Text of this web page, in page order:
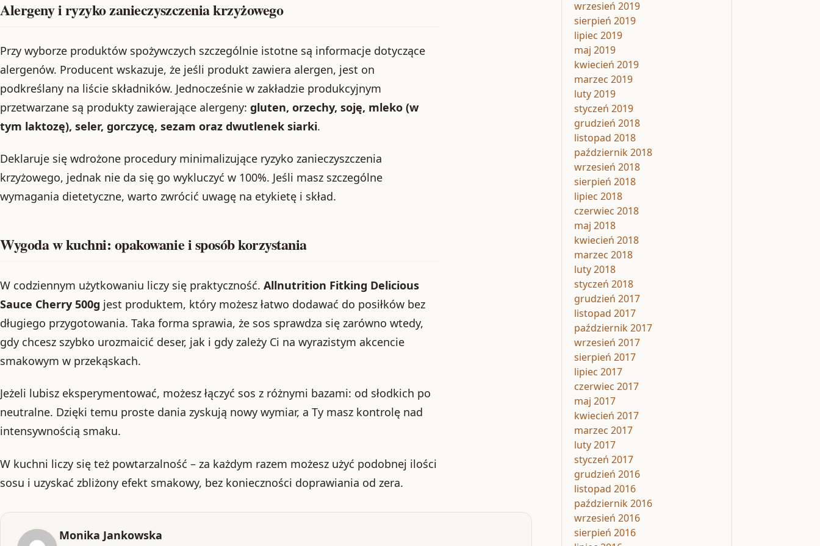
Alergeny i ryzyko zanieczyszczenia krzyżowego
Przy wyborze produktów spożywczych szczególnie istotne są informacje dotyczące
alergenów. Producent wskazuje, że jeśli produkt zawiera alergen, jest on
podkreślany na liście składników. Jednocześnie w zakładzie produkcyjnym
przetwarzane są produkty zawierające alergeny: gluten, orzechy, soję, mleko (w
tym laktozę), seler, gorczycę, sezam oraz dwutlenek siarki.
Deklaruje się wdrożone procedury minimalizujące ryzyko zanieczyszczenia
krzyżowego, jednak nie da się go wykluczyć w 100%. Jeśli masz szczególne
wymagania dietetyczne, warto zwrócić uwagę na etykietę i skład.
Wygoda w kuchni: opakowanie i sposób korzystania
W codziennym użytkowaniu liczy się praktyczność. Allnutrition Fitking Delicious
Sauce Cherry 500g jest produktem, który możesz łatwo dodawać do posiłków bez
długiego przygotowania. Taka forma sprawia, że sos sprawdza się zarówno wtedy,
gdy chcesz szybko urozmaicić deser, jak i gdy zależy Ci na wyrazistym akcencie
smakowym w przekąskach.
Jeżeli lubisz eksperymentować, możesz łączyć sos z różnymi bazami: od słodkich po
neutralne. Dzięki temu proste dania zyskują nowy wymiar, a Ty masz kontrolę nad
intensywnością smaku.
W kuchni liczy się też powtarzalność – za każdym razem możesz użyć podobnej ilości
sosu i uzyskać zbliżony efekt smakowy, bez konieczności doprawiania od zera.
Monika Jankowska
wrzesień 2019
sierpień 2019
lipiec 2019
maj 2019
kwiecień 2019
marzec 2019
luty 2019
styczeń 2019
grudzień 2018
listopad 2018
październik 2018
wrzesień 2018
sierpień 2018
lipiec 2018
czerwiec 2018
maj 2018
kwiecień 2018
marzec 2018
luty 2018
styczeń 2018
grudzień 2017
listopad 2017
październik 2017
wrzesień 2017
sierpień 2017
lipiec 2017
czerwiec 2017
maj 2017
kwiecień 2017
marzec 2017
luty 2017
styczeń 2017
grudzień 2016
listopad 2016
październik 2016
wrzesień 2016
sierpień 2016